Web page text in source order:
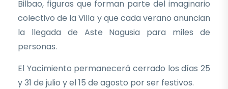
Bilbao, figuras que forman parte del imaginario
colectivo de la Villa y que cada verano anuncian
la llegada de Aste Nagusia para miles de
personas.
El Yacimiento permanecerá cerrado los días 25
y 31 de julio y el 15 de agosto por ser festivos.